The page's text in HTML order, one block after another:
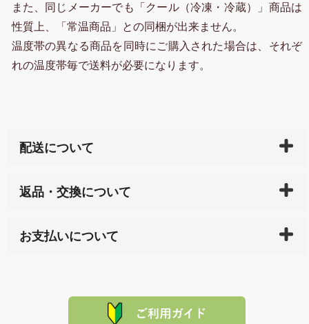
また、同じメーカーでも「クール（冷凍・冷蔵）」商品は
性質上、「常温商品」との同梱が出来ません。
温度帯の異なる商品を同時にご購入された場合は、それぞ
れの温度帯毎で送料が必要になります。
配送について
天ペイ」の方はご注文受付後）、 長崎県下全域に点在
サイト内で購入された商品の送料は、こちらの
全国送
れの生産メーカーからお客様の元へ直送いたしますの
返品・交換について
または配送途中の 事故などで不都合が生じている場合
品代金を返金いたします。）
その際は誠に申し訳ありませんが、当協会までご注文
お支払いについて
た場合、お客様からの ご入金を確認した後で、商品を